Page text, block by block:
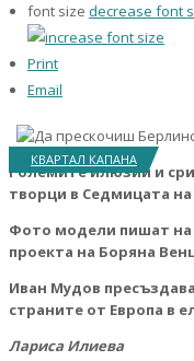
font size decrease font
Print
Email
КВАРТАЛ КАПАНА
Големите илюзии и
творци в Седмицата
Фото модели пишат на
проекта на Боряна
Иван Мудов
страните от Европа в
Лариса Илиева